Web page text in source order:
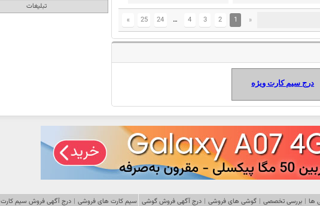
«
1
2
3
4
…
24
25
»
درج سیم کارت ویژه
تبلیغات
ها | بررسی تخصصی | گوشی های فروشی | درج آگهی فروش گوشی سیم کارت های فروشی | درج آگهی فروش سیم کارت